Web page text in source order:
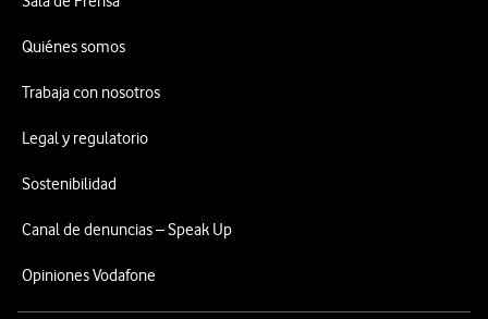
Quiénes somos
Trabaja con nosotros
Legal y regulatorio
Sostenibilidad
Canal de denuncias – Speak Up
Opiniones Vodafone